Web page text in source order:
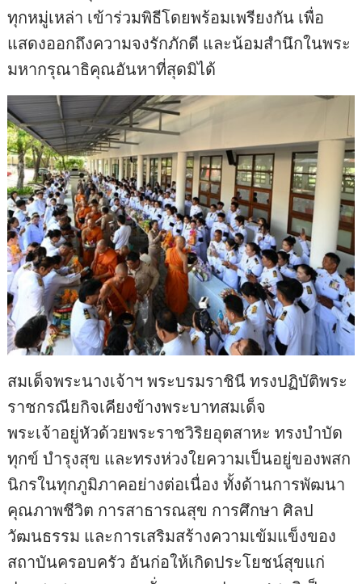
ทุกหมู่เหล่า เข้าร่วมพิธีโดยพร้อมเพรียงกัน เพื่อ
แสดงออกถึงความจงรักภักดี และน้อมสำนึกในพระ
มหากรุณาธิคุณอันหาที่สุดมิได้
สมเด็จพระนางเจ้าฯ พระบรมราชินี ทรงปฏิบัติพระ
ราชกรณียกิจเคียงข้างพระบาทสมเด็จ
พระเจ้าอยู่หัวด้วยพระราชวิริยอุตสาหะ ทรงบำบัด
ทุกข์ บำรุงสุข และทรงห่วงใยความเป็นอยู่ของพสก
นิกรในทุกภูมิภาคอย่างต่อเนื่อง ทั้งด้านการพัฒนา
คุณภาพชีวิต การสาธารณสุข การศึกษา ศิลป
วัฒนธรรม และการเสริมสร้างความเข้มแข็งของ
สถาบันครอบครัว อันก่อให้เกิดประโยชน์สุขแก่